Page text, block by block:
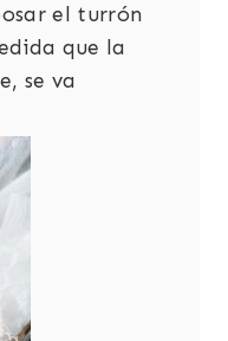
el turrón
que la
se va